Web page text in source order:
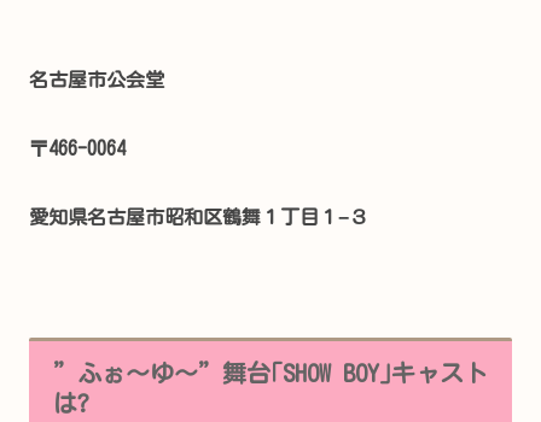
名古屋市公会堂
〒466-0064
愛知県名古屋市昭和区鶴舞１丁目１−３
”ふぉ～ゆ～”舞台｢SHOW BOY｣キャスト
は?